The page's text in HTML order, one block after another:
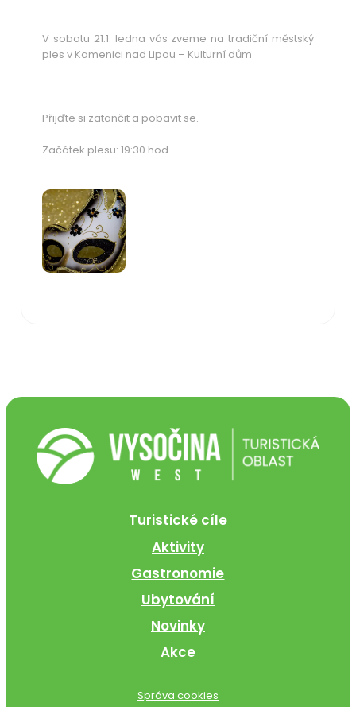
V sobotu 21.1. ledna vás zveme na tradiční městský
ples v Kamenici nad Lipou – Kulturní dům
Přijďte si zatančit a pobavit se.
Začátek plesu: 19:30 hod.
Turistické cíle
Aktivity
Gastronomie
Ubytování
Novinky
Akce
Správa cookies